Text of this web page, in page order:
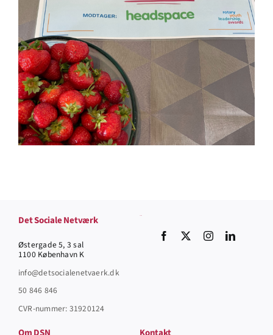
Det Sociale Netværk
Østergade 5, 3 sal
1100 København K
info@detsocialenetvaerk.dk
50 846 846
CVR-nummer: 31920124